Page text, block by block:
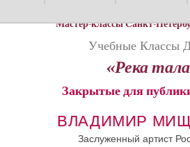
Мастер-классы Санкт-
Учебные Классы
«Река
Закрытые для
ВЛАДИМИР
Заслуженный артист